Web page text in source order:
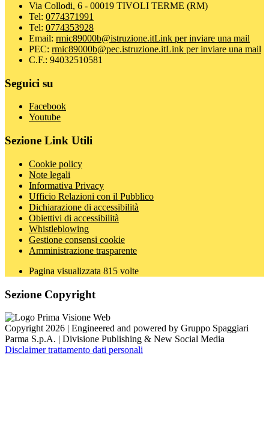
Via Collodi, 6 - 00019 TIVOLI TERME (RM)
Tel: 0774371991
Tel: 0774353928
Email: rmic89000b@istruzione.itLink per inviare una mail
PEC: rmic89000b@pec.istruzione.itLink per inviare una mail
C.F.: 94032510581
Seguici su
Facebook
Youtube
Sezione Link Utili
Cookie policy
Note legali
Informativa Privacy
Ufficio Relazioni con il Pubblico
Dichiarazione di accessibilità
Obiettivi di accessibilità
Whistleblowing
Gestione consensi cookie
Amministrazione trasparente
Pagina visualizzata 815 volte
Sezione Copyright
Copyright 2026 | Engineered and powered by Gruppo Spaggiari
Parma S.p.A. | Divisione Publishing & New Social Media
Disclaimer trattamento dati personali